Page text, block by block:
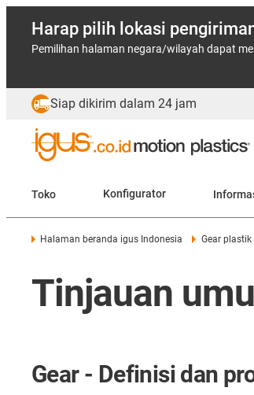
Harap pilih lokasi
Pemilihan halaman negara/wilayah dapat
Siap dikirim dalam 24 jam
Toko Konfigurator
Halaman beranda igus Indonesia Gear plastik
Tinjauan
Gear - Definisi dan